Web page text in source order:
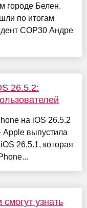
городе Белен.
по итогам
COP30 Андре
26.5.2:
на iOS 26.5.2
выпустила
26.5.1, которая
узнать